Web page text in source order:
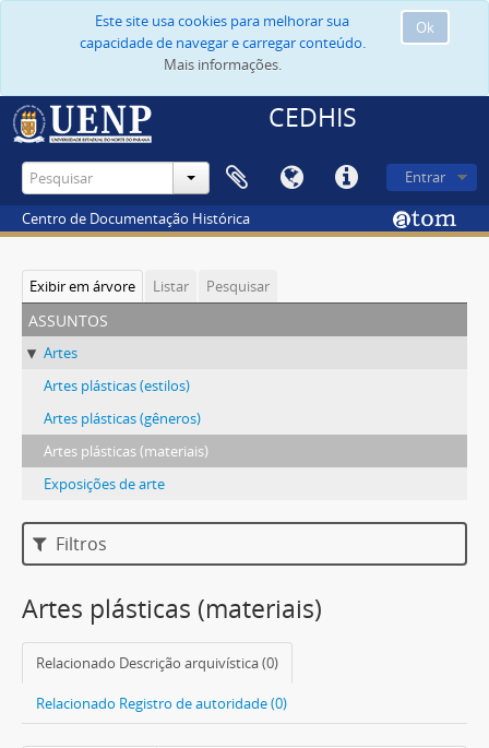
Ok
Este site usa cookies para melhorar sua
capacidade de navegar e carregar conteúdo.
Mais informações.
CEDHIS
Entrar
Centro de Documentação Histórica
Exibir em árvore Listar Pesquisar
assuntos
Artes
Artes plásticas (estilos)
Artes plásticas (gêneros)
Artes plásticas (materiais)
Exposições de arte
Filtros
Artes plásticas (materiais)
Relacionado Descrição arquivística (0)
Relacionado Registro de autoridade (0)